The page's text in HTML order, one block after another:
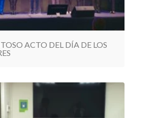
ACTO DEL DÍA DE LOS